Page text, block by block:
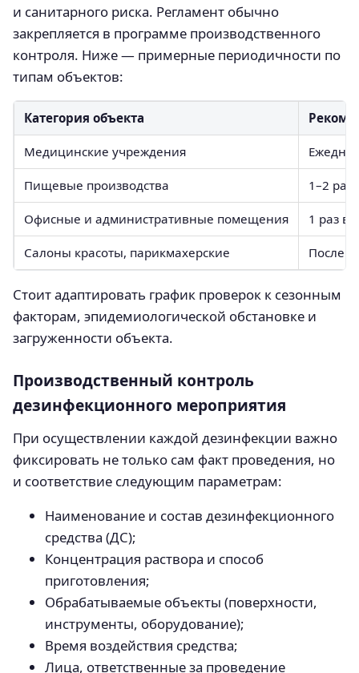
и санитарного риска. Регламент обычно
закрепляется в программе производственного
контроля. Ниже — примерные периодичности по
типам объектов:
Категория объекта
Медицинские учреждения
Пищевые производства 1–2
Офисные и административные помещения 1 раз в
Салоны красоты, парикмахерские После
Стоит адаптировать график проверок к сезонным
факторам, эпидемиологической обстановке и
загруженности объекта.
Производственный контроль
дезинфекционного мероприятия
При осуществлении каждой дезинфекции важно
фиксировать не только сам факт проведения, но
и соответствие следующим параметрам:
Наименование и состав дезинфекционного
средства (ДС);
Концентрация раствора и способ
приготовления;
Обрабатываемые объекты (поверхности,
инструменты, оборудование);
Время воздействия средства;
Лица, ответственные за проведение